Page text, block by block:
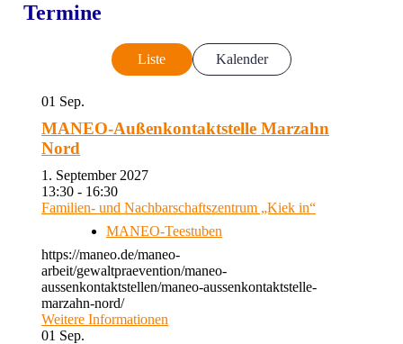
Termine
Liste Kalender
01 Sep.
MANEO-Außenkontaktstelle Marzahn
Nord
1. September 2027
13:30 - 16:30
Familien- und Nachbarschaftszentrum „Kiek in“
MANEO-Teestuben
https://maneo.de/maneo-
arbeit/gewaltpraevention/maneo-
aussenkontaktstellen/maneo-aussenkontaktstelle-
marzahn-nord/
Weitere Informationen
01 Sep.